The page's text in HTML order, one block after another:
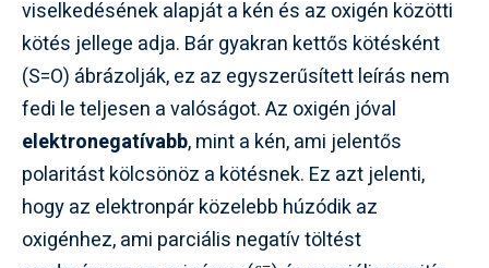
viselkedésének alapját a kén és az oxigén közötti
kötés jellege adja. Bár gyakran kettős kötésként
(S=O) ábrázolják, ez az egyszerűsített leírás nem
fedi le teljesen a valóságot. Az oxigén jóval
elektronegatívabb, mint a kén, ami jelentős
polaritást kölcsönöz a kötésnek. Ez azt jelenti,
hogy az elektronpár közelebb húzódik az
oxigénhez, ami parciális negatív töltést